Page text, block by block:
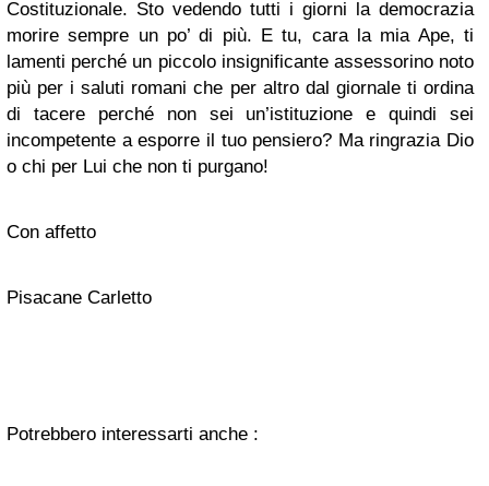
Costituzionale. Sto vedendo tutti i giorni la democrazia
morire sempre un po’ di più. E tu, cara la mia Ape, ti
lamenti perché un piccolo insignificante assessorino noto
più per i saluti romani che per altro dal giornale ti ordina
di tacere perché non sei un’istituzione e quindi sei
incompetente a esporre il tuo pensiero? Ma ringrazia Dio
o chi per Lui che non ti purgano!
Con affetto
Pisacane Carletto
Potrebbero interessarti anche :